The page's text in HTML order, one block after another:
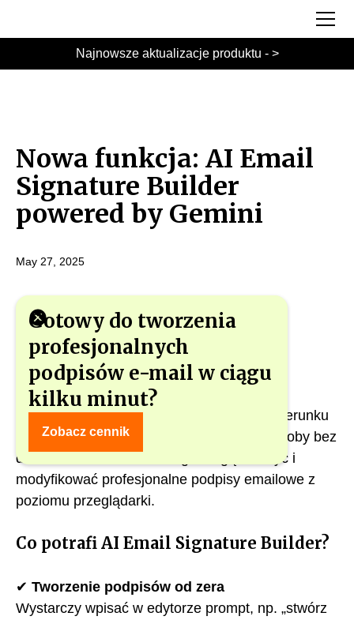
Najnowsze aktualizacje produktu - >
Nowa funkcja: AI Email
Signature Builder
powered by Gemini
May 27, 2025
Gotowy do tworzenia
profesjonalnych
podpisów e-mail w ciągu
kilku minut?
Zobacz cennik
Nowe możliwości edytora to duży krok w kierunku
pełnego trybuno-code
, w którym nawet osoby bez
doświadczenia technicznego mogą tworzyć i
modyfikować profesjonalne podpisy emailowe z
poziomu przeglądarki.
Co potrafi AI Email Signature Builder?
✔ Tworzenie podpisów od zera
Wystarczy wpisać w edytorze prompt, np. „stwórz